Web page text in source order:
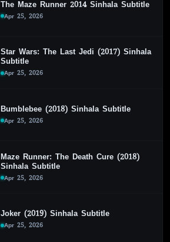
The Maze Runner 2014 Sinhala Subtitle
Apr 25, 2026
Star Wars: The Last Jedi (2017) Sinhala
Subtitle
Apr 25, 2026
Bumblebee (2018) Sinhala Subtitle
Apr 25, 2026
Maze Runner: The Death Cure (2018)
Sinhala Subtitle
Apr 25, 2026
Joker (2019) Sinhala Subtitle
Apr 25, 2026